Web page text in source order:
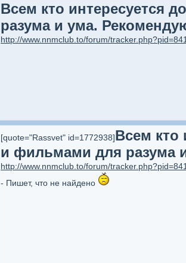
Всем кто интересуется
разума и ума.
http://www.nnmclub.to/forum/
[quote="Rassvet" id=1772938]Всем кто
и фильмами для разума
http://www.nnmclub.to/forum/
- Пишет, что не найдено